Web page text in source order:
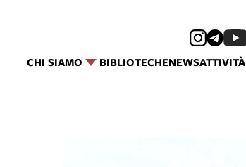
CHI SIAMO BIBLIOTECHENEWSATTIVITÀ